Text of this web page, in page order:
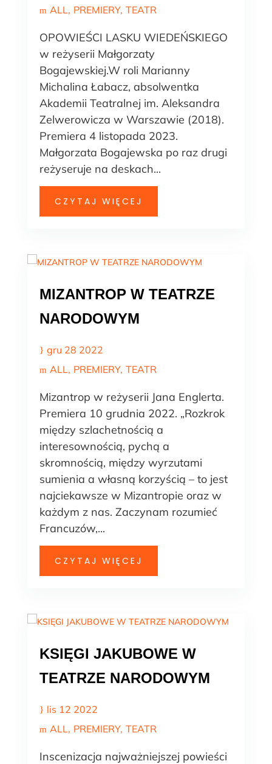
ALL PREMIERY TEATR
OPOWIEŚCI LASKU WIEDEŃSKIEGO
w reżyserii Małgorzaty
Bogajewskiej.W roli Marianny
Michalina Łabacz, absolwentka
Akademii Teatralnej im. Aleksandra
Zelwerowicza w Warszawie (2018).
Premiera 4 listopada 2023.
Małgorzata Bogajewska po raz drugi
reżyseruje na deskach...
CZYTAJ WIĘCEJ
MIZANTROP W TEATRZE
NARODOWYM
gru 28 2022
ALL PREMIERY TEATR
Mizantrop w reżyserii Jana Englerta.
Premiera 10 grudnia 2022. „Rozkrok
między szlachetnością a
interesownością, pychą a
skromnością, między wyrzutami
sumienia a własną korzyścią – to jest
najciekawsze w Mizantropie oraz w
każdym z nas. Zaczynam rozumieć
Francuzów,...
CZYTAJ WIĘCEJ
KSIĘGI JAKUBOWE W
TEATRZE NARODOWYM
lis 12 2022
ALL PREMIERY TEATR
Inscenizacja najważniejszej powieści